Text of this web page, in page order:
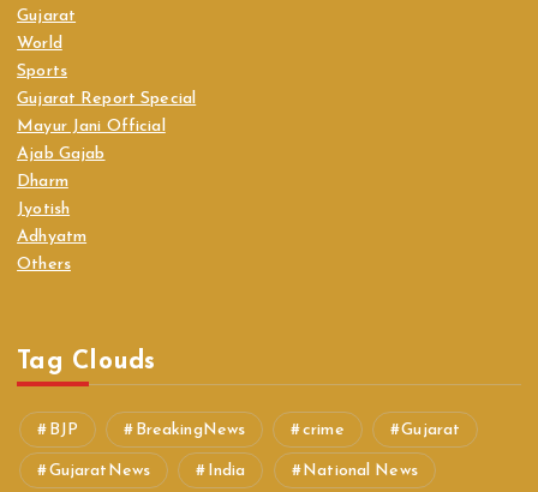
Gujarat
World
Sports
Gujarat Report Special
Mayur Jani Official
Ajab Gajab
Dharm
Jyotish
Adhyatm
Others
Tag Clouds
BJP BreakingNews crime Gujarat
GujaratNews India National News